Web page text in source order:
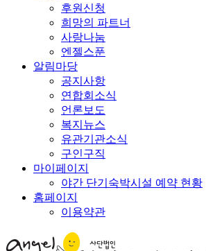
후원신청
희망의 파트너
사랑나눔
엔젤스푼
알림마당
공지사항
연합회소식
언론보도
복지뉴스
유관기관소식
구인구직
마이페이지
야간 단기숙박시설 예약 현황
홈페이지
이용약관